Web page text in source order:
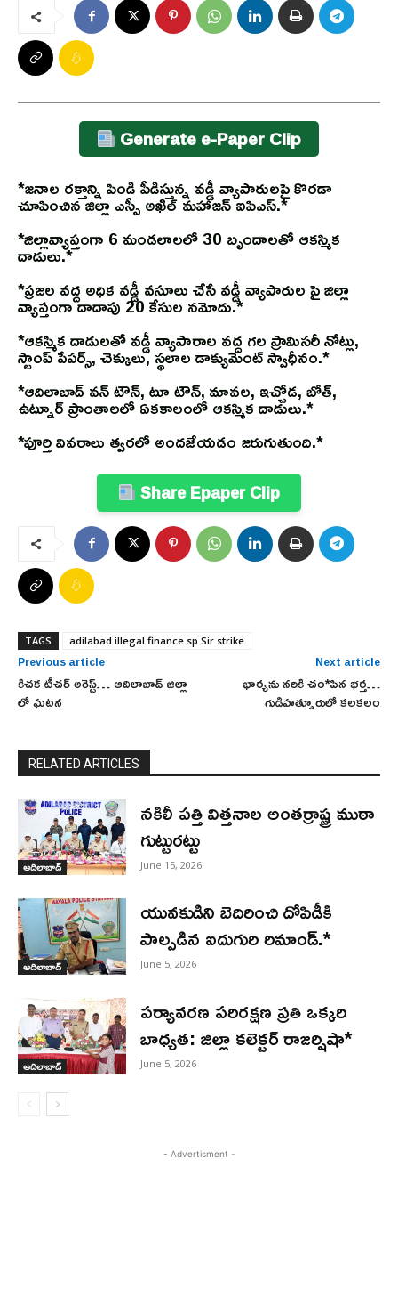
Generate e-Paper Clip
*జనాల రక్తాన్ని పిండి పీడిస్తున్న వడ్డీ వ్యాపారులపై కొరడా
చూపించిన జిల్లా ఎస్పీ అఖిల్ మహాజన్ ఐపిఎస్.*
*జిల్లావ్యాప్తంగా 6 మండలాలలో 30 బృందాలతో ఆకస్మిక
దాడులు.*
*ప్రజల వద్ద అధిక వడ్డీ వసూలు చేసే వడ్డీ వ్యాపారుల పై జిల్లా
వ్యాప్తంగా దాదాపు 20 కేసుల నమోదు.*
*ఆకస్మిక దాడులతో వడ్డీ వ్యాపారాల వద్ద గల ప్రామిసరీ నోట్లు,
స్టాంప్ పేపర్స్, చెక్కులు, స్థలాల డాక్యుమెంట్ స్వాధీనం.*
*ఆదిలాబాద్ వన్ టౌన్, టూ టౌన్, మావల, ఇచ్చోడ, బోత్,
ఉట్నూర్ ప్రాంతాలలో ఏకకాలంలో ఆకస్మిక దాడులు.*
*పూర్తి వివరాలు త్వరలో అందజేయడం జరుగుతుంది.*
Share Epaper Clip
TAGS adilabad illegal finance sp Sir strike
Previous article
కిచక టీచర్ అరెస్ట్… ఆదిలాబాద్ జిల్లా
లో ఘటన
Next article
భార్యను నరికి చం*పిన భర్త…
గుడిహత్నూరులో కలకలం
RELATED ARTICLES
ఆదిలాబాద్
నకిలీ పత్తి విత్తనాల అంతర్రాష్ట్ర ముఠా
గుట్టురట్టు
June 15, 2026
ఆదిలాబాద్
యువకుడిని బెదిరించి దోపిడీకి
పాల్పడిన ఐదుగురి రిమాండ్.*
June 5, 2026
ఆదిలాబాద్
పర్యావరణ పరిరక్షణ ప్రతి ఒక్కరి
బాధ్యత: జిల్లా కలెక్టర్ రాజర్షిషా*
June 5, 2026
- Advertisment -